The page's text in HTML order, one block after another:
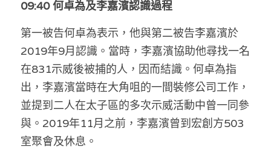
09:40 何卓為及李嘉濱認識過程
第一被告何卓為表示，他與第二被告李嘉濱於
2019年9月認識。當時，李嘉濱協助他尋找一名
在831示威後被捕的人，因而結識。何卓為指
出，李嘉濱當時在大角咀的一間裝修公司工作，
並提到二人在太子區的多次示威活動中曾一同參
與。2019年11月之前，李嘉濱曾到宏創方503
室聚會及休息。